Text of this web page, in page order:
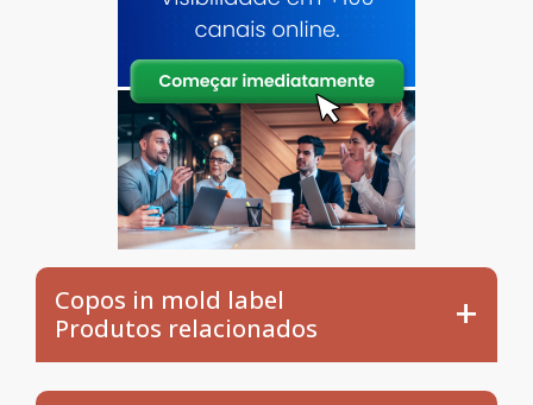
Copos in mold label
Produtos relacionados